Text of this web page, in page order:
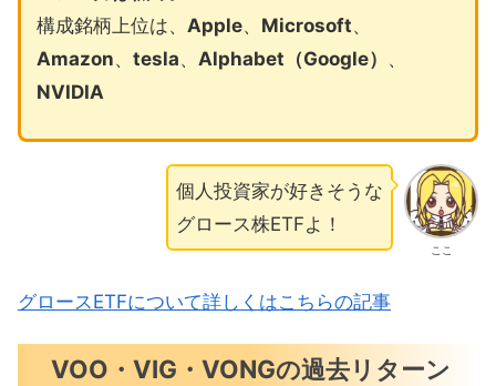
構成銘柄上位は、 Apple、 Microsoft、
Amazon、 tesla、 Alphabet（Google） 、
NVIDIA
ここ
個人投資家が好きそうな
グロース株ETFよ！
グロースETFについて詳しくはこちらの記事
VOO・VIG・VONGの過去リターン